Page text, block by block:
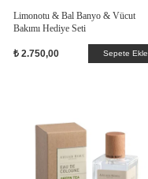
Limonotu & Bal Banyo & Vücut
Bakımı Hediye Seti
₺ 2.750,00 Sepete Ekle